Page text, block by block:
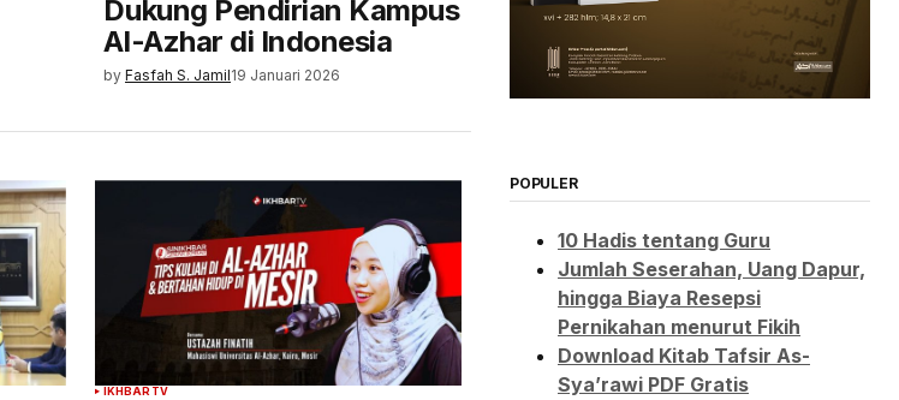
Dukung Pendirian Kampus
Al-Azhar di Indonesia
by Fasfah S. Jamil19 Januari 2026
IKHBARTV
POPULER
10 Hadis tentang Guru
Jumlah Seserahan, Uang Dapur,
hingga Biaya Resepsi
Pernikahan menurut Fikih
Download Kitab Tafsir As-
Sya’rawi PDF Gratis